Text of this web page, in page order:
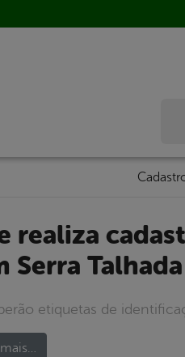
Serra Talhada
etiquetas de